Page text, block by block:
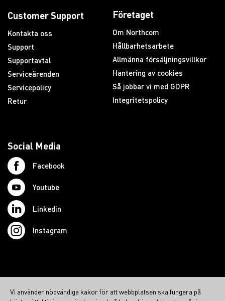
Customer Support
Kontakta oss
Support
Supportavtal
Serviceärenden
Servicepolicy
Retur
Företaget
Om Northcom
Hållbarhetsarbete
Allmänna försäljningsvillkor
Hantering av cookies
Så jobbar vi med GDPR
Integritetspolicy
Social Media
Facebook
Youtube
Linkedin
Instagram
northcom.no
Vi använder nödvändiga kakor för att webbplatsen ska fungera på